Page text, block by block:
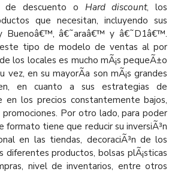
descuento o Hard discount, los
que necesitan, incluyendo sus
Buenoâ€™, â€˜araâ€™ y â€˜D1â€™.
tipo de modelo de ventas al por
los locales es mucho mÃ¡s pequeÃ±o
en su mayorÃ­a son mÃ¡s grandes
en cuanto a sus estrategias de
en los precios constantemente bajos,
Por otro lado, para poder
tiene que reducir su inversiÃ³n
en las tiendas, decoraciÃ³n de los
diferentes productos, bolsas plÃ¡sticas
nivel de inventarios, entre otros